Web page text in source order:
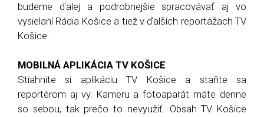
budeme ďalej a podrobnejšie spracovávať aj vo
vysielaní Rádia Košice a tiež v ďalších reportážach TV
Košice.
MOBILNÁ APLIKÁCIA TV KOŠICE
Stiahnite si aplikáciu TV Košice a staňte sa
reportérom aj vy. Kameru a fotoaparát máte denne
so sebou, tak prečo to nevyužiť. Obsah TV Košice